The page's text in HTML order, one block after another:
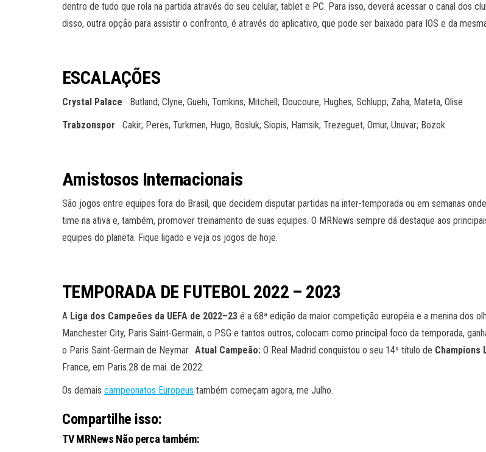
dentro de tudo que rola na partida através do seu celular, tablet e PC. Para isso, deverá acessar o canal dos
disso, outra opção para assistir o confronto, é através do aplicativo, que pode ser baixado para IOS e da
ESCALAÇÕES
Crystal Palace
Butland; Clyne, Guehi, Tomkins, Mitchell; Doucoure, Hughes, Schlupp; Zaha, Mateta, Olise
Trabzonspor
Cakir; Peres, Turkmen, Hugo, Bosluk; Siopis, Hamsik; Trezeguet, Omur, Unuvar; Bozok
Amistosos Internacionais
São jogos entre equipes fora do Brasil, que decidem disputar partidas na inter-temporada ou em semanas
time na ativa e, também, promover treinamento de suas equipes. O MRNews sempre dá destaque aos
equipes do planeta. Fique ligado e veja os jogos de hoje.
TEMPORADA DE FUTEBOL 2022 – 2023
A Liga dos Campeões da UEFA de 2022–23 é a 68ª edição da maior competição européia e a menina dos
Manchester City, Paris Saint-Germain, o PSG e tantos outros, colocam como principal foco da temporada,
o Paris Saint-Germain de Neymar. Atual Campeão: O Real Madrid conquistou o seu 14º título de Champions
France, em Paris.28 de mai. de 2022.
Os demais campeonatos Europeus também começam agora, me Julho.
Compartilhe isso:
TV MRNews Não perca também: